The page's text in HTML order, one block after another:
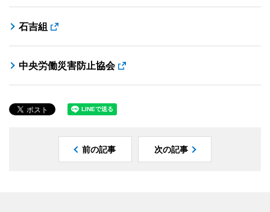
石吉組
中央労働災害防止協会
前の記事 次の記事